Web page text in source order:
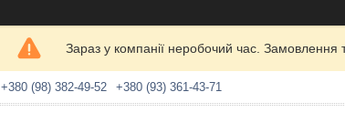
Зараз у компанії неробочий час. Замовлення
+380 (98) 382-49-52 +380 (93) 361-43-71